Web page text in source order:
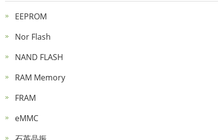
EEPROM
Nor Flash
NAND FLASH
RAM Memory
FRAM
eMMC